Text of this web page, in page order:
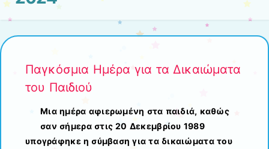
Παγκόσμια Ημέρα για τα Δικαιώματα
του Παιδιού
Μια ημέρα αφιερωμένη στα παιδιά, καθώς
σαν σήμερα στις 20 Δεκεμβρίου 1989
υπογράφηκε η σύμβαση για τα δικαιώματα του